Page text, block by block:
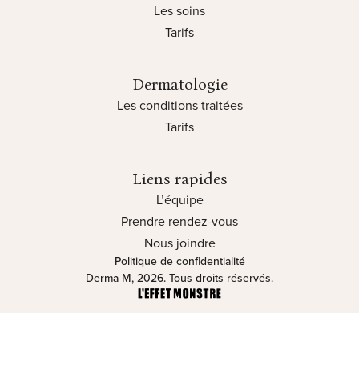
Les soins
Tarifs
Dermatologie
Les conditions traitées
Tarifs
Liens rapides
L’équipe
Prendre rendez-vous
Nous joindre
Derma M, 2026. Tous droits réservés.
Politique de confidentialité